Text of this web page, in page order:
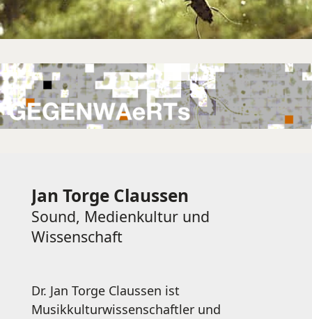
Jan Torge Claussen
Sound, Medienkultur und
Wissenschaft
Dr. Jan Torge Claussen ist
Musikkulturwissenschaftler und